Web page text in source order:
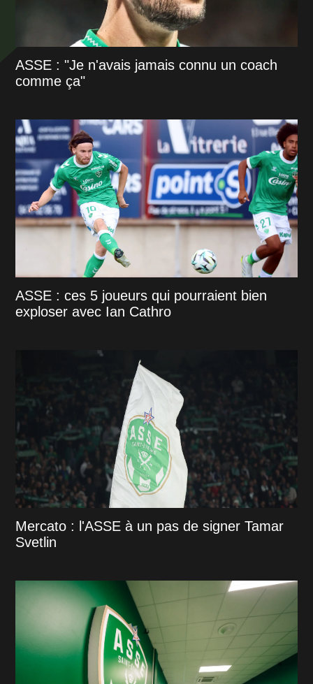
ASSE : "Je n'avais jamais connu un coach
comme ça"
ASSE : ces 5 joueurs qui pourraient bien
exploser avec Ian Cathro
Mercato : l'ASSE à un pas de signer Tamar
Svetlin